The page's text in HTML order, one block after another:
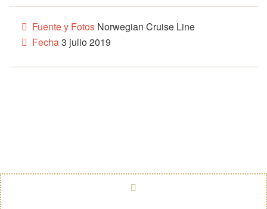
Fuente y FotosNorwegian Cruise Line
Fecha3 julio 2019